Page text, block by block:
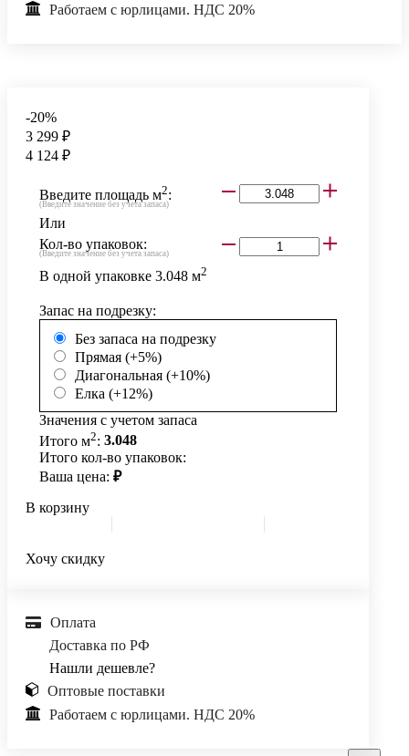
Работаем с юрлицами. НДС 20%
-20%
3 299 ₽
4 124 ₽
Введите площадь м2:
(Введите значение без учета запаса)
Или
Кол-во упаковок:
(Введите значение без учета запаса)
В одной упаковке 3.048 м2
Запас на подрезку:
Без запаса на подрезку
Прямая (+5%)
Диагональная (+10%)
Елка (+12%)
Значения с учетом запаса
Итого м2: 3.048
Итого кол-во упаковок:
Ваша цена: ₽
В корзину
Хочу скидку
Оплата
Доставка по РФ
Нашли дешевле?
Оптовые поставки
Работаем с юрлицами. НДС 20%